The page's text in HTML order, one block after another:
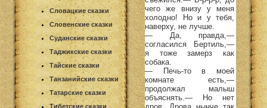
Словацкие сказки
Словенские сказки
Суданские сказки
Таджикские сказки
Тайские сказки
Танзанийские сказки
Татарские сказки
Тибетские сказки
чего же внизу у меня
холодно! Но и у тебя,
наверху, не лучше.
— Да, правда,—
согласился Бертиль,—
я тоже замерз как
собака.
— Печь-то в моей
комнате есть,—
продолжал малыш
объяснять.— Но нет